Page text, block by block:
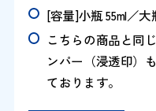
[容量]小瓶 55ml／大
こちらの商品と同
ンパー（浸透印）
ております。